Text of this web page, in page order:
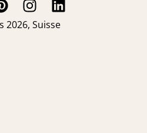
P
i
I
n
L
i
2026, Suisse